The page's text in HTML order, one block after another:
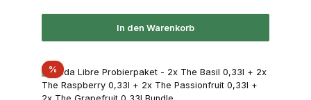
In den Warenkorb
%Rabatt